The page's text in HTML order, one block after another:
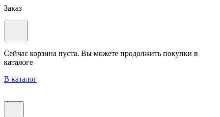
Заказ
Сейчас корзина пуста. Вы можете продолжить покупки в
каталоге
В каталог